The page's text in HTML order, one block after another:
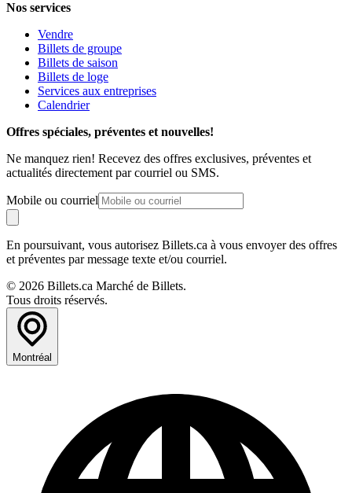
Nos services
Vendre
Billets de groupe
Billets de saison
Billets de loge
Services aux entreprises
Calendrier
Offres spéciales, préventes et nouvelles!
Ne manquez rien! Recevez des offres exclusives, préventes et
actualités directement par courriel ou SMS.
Mobile ou courriel
En poursuivant, vous autorisez Billets.ca à vous envoyer des offres
et préventes par message texte et/ou courriel.
© 2026 Billets.ca Marché de Billets.
Tous droits réservés.
Montréal